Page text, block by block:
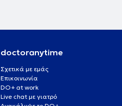
doctoranytime
Σχετικά με εμάς
Επικοινωνία
DO+ at work
Live chat με γιατρό